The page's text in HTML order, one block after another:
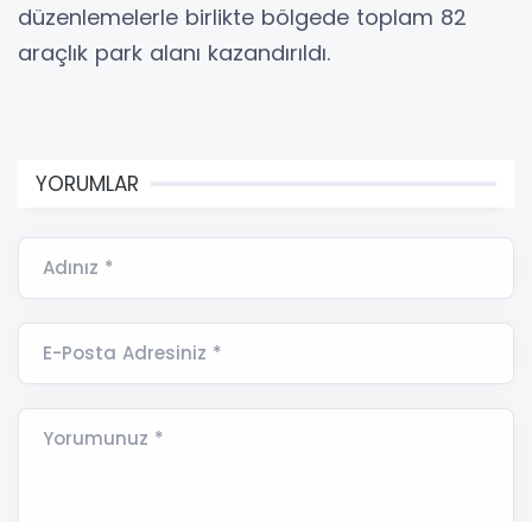
düzenlemelerle birlikte bölgede toplam 82
araçlık park alanı kazandırıldı.
YORUMLAR
Adınız *
E-Posta Adresiniz *
Yorumunuz *